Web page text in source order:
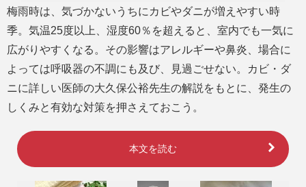
梅雨時は、気づかないうちにカビやダニが増えやすい時
季。気温25度以上、湿度60％を超えると、室内でも一気に
広がりやすくなる。その影響はアレルギーや鼻炎、場合に
よっては呼吸器の不調にも及び、見過ごせない。カビ・ダ
ニに詳しい医師の大久保公裕先生の解説をもとに、発生の
しくみと有効な対策を押さえておこう。
本文を読む